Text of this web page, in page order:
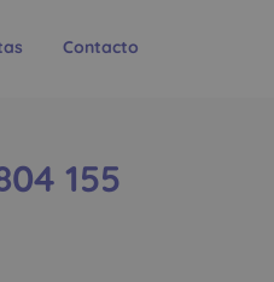
Contacto
155